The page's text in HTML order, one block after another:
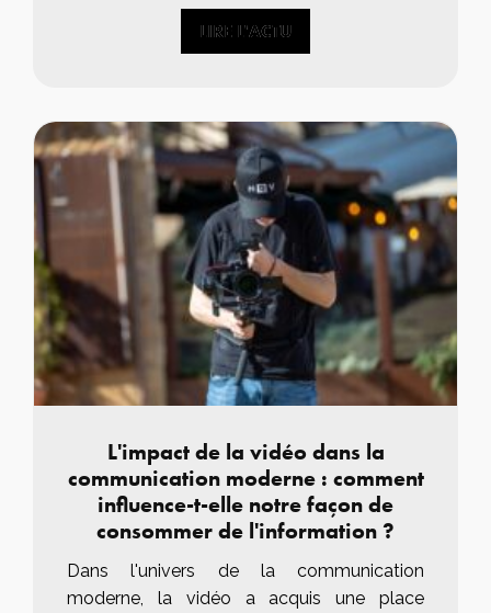
LIRE L'ACTU
LIRE L'ACTU
L'impact de la vidéo dans la
communication moderne : comment
influence-t-elle notre façon de
consommer de l'information ?
Dans l'univers de la communication
moderne, la vidéo a acquis une place